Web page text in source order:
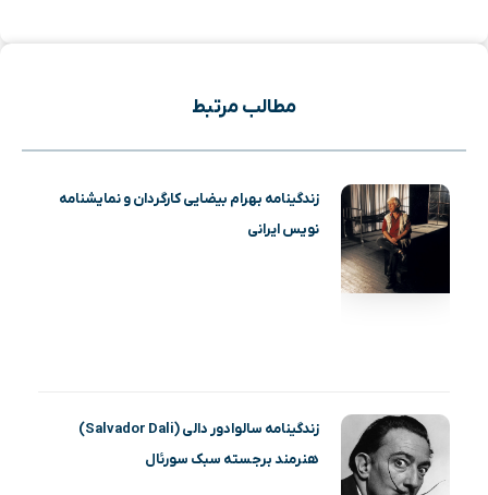
مطالب مرتبط
زندگینامه بهرام بیضایی کارگردان و نمایشنامه
نویس ایرانی
زندگینامه سالوادور دالی (Salvador Dali)
هنرمند برجسته سبک سورئال